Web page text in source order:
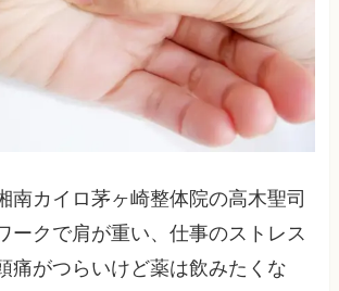
南カイロ茅ヶ崎整体院の高木聖司
ークで肩が重い、仕事のストレス
痛がつらいけど薬は飲みたくな